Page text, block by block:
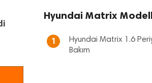
Hyundai Matrix
1
Hyundai Matrix 1.6
Bakım